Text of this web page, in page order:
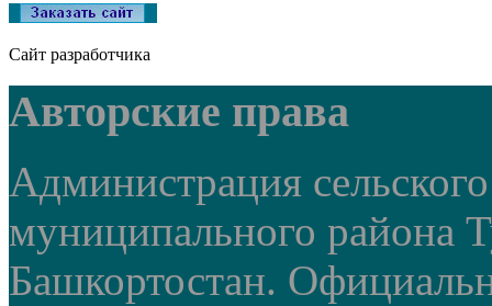
Сайт разработчика
Авторские права
Администрация
муниципального района
Башкортостан.